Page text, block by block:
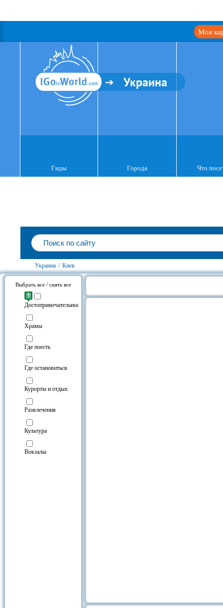
Моя
Украина
Гиды Города Что
Украина / Киев
Выбрать все / снять все
Достопримечательности
Храмы
Где поесть
Где остановиться
Курорты и отдых
Развлечения
Культура
Вокзалы